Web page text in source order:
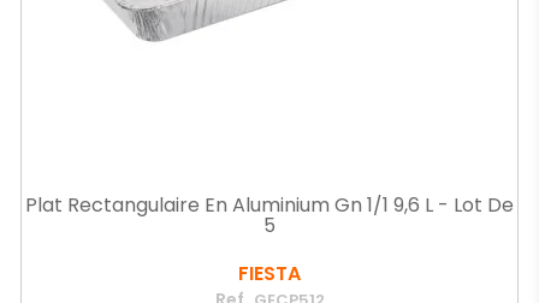
Plat Rectangulaire En Aluminium Gn 1/1 9,6 L - Lot De
5
FIESTA